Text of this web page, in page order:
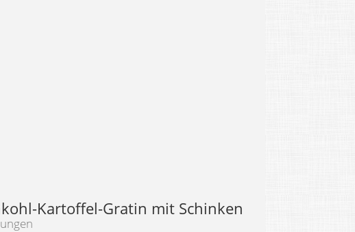
Kartoffel-Gratin mit Schinken